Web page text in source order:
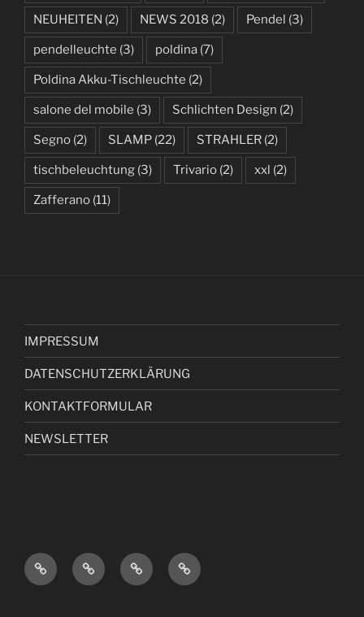
NEUHEITEN (2) NEWS 2018 (2) Pendel (3)
pendelleuchte (3) poldina (7)
Poldina Akku-Tischleuchte (2)
salone del mobile (3) Schlichten Design (2)
Segno (2) SLAMP (22) STRAHLER (2)
tischbeleuchtung (3) Trivario (2) xxl (2)
Zafferano (11)
IMPRESSUM
DATENSCHUTZERKLÄRUNG
KONTAKTFORMULAR
NEWSLETTER
I
M
D
A
K
O
N
E